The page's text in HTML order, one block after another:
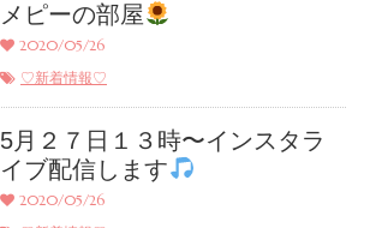
メピーの部屋
2020/05/26
♡新着情報♡
5月２７日１３時〜インスタラ
イブ配信します
2020/05/26